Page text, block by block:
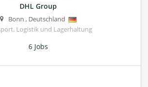
DHL Group
Bonn , Deutschland
Logistik und Lagerhaltung
6 Jobs